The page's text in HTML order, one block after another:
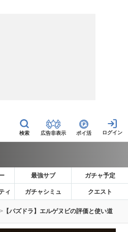
広告非表示 ポイ活
最強サブ ガチャ予定
ィ ガチャシミュ クエスト
【パズドラ】エルゲヌビの評価と使い道